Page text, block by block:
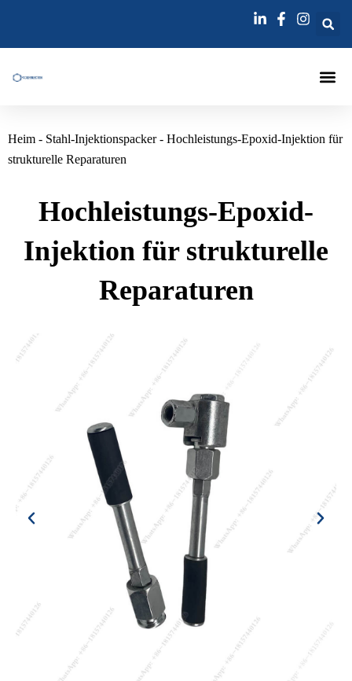
springen
Heim - Stahl-Injektionspacker- Hochleistungs-Epoxid-Injektion für
strukturelle Reparaturen
Hochleistungs-Epoxid-
Injektion für strukturelle
Reparaturen